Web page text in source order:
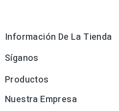
Información De La Tienda
Síganos
Productos
Nuestra Empresa